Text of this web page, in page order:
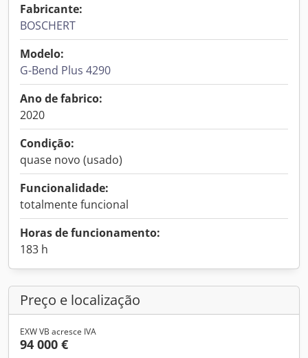
Fabricante:
BOSCHERT
Modelo:
G-Bend Plus 4290
Ano de fabrico:
2020
Condição:
quase novo (usado)
Funcionalidade:
totalmente funcional
Horas de funcionamento:
183 h
Preço e localização
EXW VB acresce IVA
94 000 €